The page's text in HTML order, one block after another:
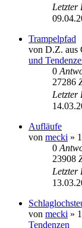
Letzter
Trampelpfad
von D.Z. aus
und
0
27286
Letzter
Aufläufe
von mecki »
0
23908
Letzter
von mecki »
Tendenzen